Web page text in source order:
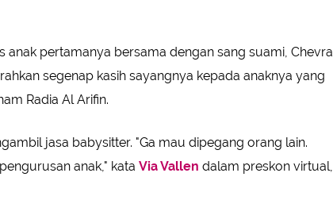
anak pertamanya bersama dengan sang suami, Chevra
segenap kasih sayangnya kepada anaknya yang
Radia Al Arifin.
jasa babysitter. "Ga mau dipegang orang lain.
anak," kata Via Vallen dalam preskon virtual,